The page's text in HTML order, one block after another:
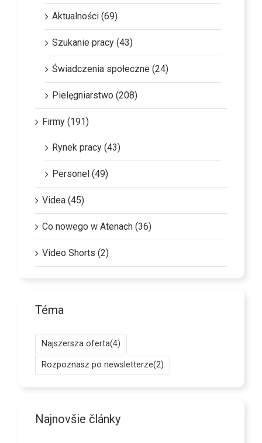
Aktualności (69)
Szukanie pracy (43)
Świadczenia społeczne (24)
Pielęgniarstwo (208)
Firmy (191)
Rynek pracy (43)
Personel (49)
Videa (45)
Co nowego w Atenach (36)
Video Shorts (2)
Téma
Najszersza oferta(4)
Rozpoznasz po newsletterze(2)
Najnovšie články